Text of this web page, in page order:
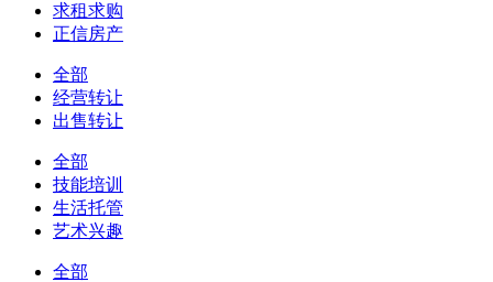
求租求购
正信房产
全部
经营转让
出售转让
全部
技能培训
生活托管
艺术兴趣
全部